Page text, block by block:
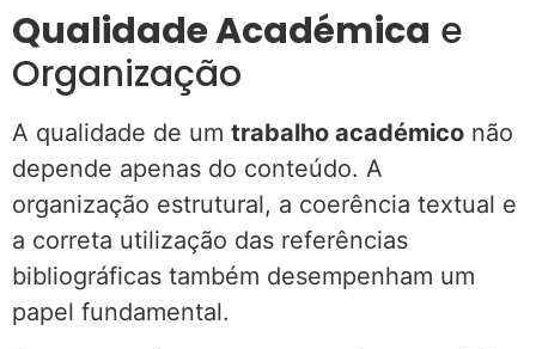
Qualidade Académica e
Organização
A qualidade de um trabalho académico não
depende apenas do conteúdo. A
organização estrutural, a coerência textual e
a correta utilização das referências
bibliográficas também desempenham um
papel fundamental.